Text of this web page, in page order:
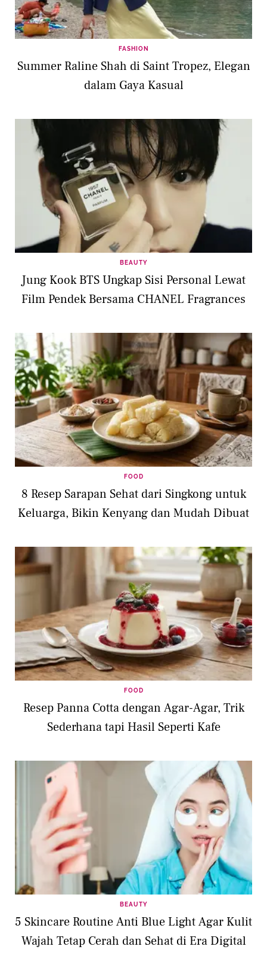
FASHION
Summer Raline Shah di Saint Tropez, Elegan
dalam Gaya Kasual
BEAUTY
Jung Kook BTS Ungkap Sisi Personal Lewat
Film Pendek Bersama CHANEL Fragrances
FOOD
8 Resep Sarapan Sehat dari Singkong untuk
Keluarga, Bikin Kenyang dan Mudah Dibuat
FOOD
Resep Panna Cotta dengan Agar-Agar, Trik
Sederhana tapi Hasil Seperti Kafe
BEAUTY
5 Skincare Routine Anti Blue Light Agar Kulit
Wajah Tetap Cerah dan Sehat di Era Digital